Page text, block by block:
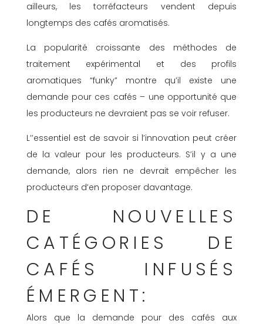
ailleurs, les torréfacteurs vendent depuis
longtemps des cafés aromatisés.
La popularité croissante des méthodes de
traitement expérimental et des profils
aromatiques “funky” montre qu’il existe une
demande pour ces cafés – une opportunité que
les producteurs ne devraient pas se voir refuser.
L’’essentiel est de savoir si l’innovation peut créer
de la valeur pour les producteurs. S’il y a une
demande, alors rien ne devrait empêcher les
producteurs d’en proposer davantage.
DE NOUVELLES
CATÉGORIES DE
CAFÉS INFUSÉS
ÉMERGENT:
Alors que la demande pour des cafés aux